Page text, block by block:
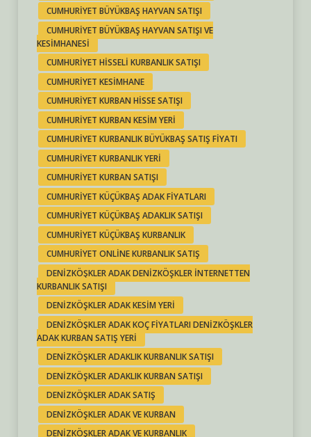
CUMHURIYET BÜYÜKBAŞ HAYVAN SATIŞI
CUMHURIYET BÜYÜKBAŞ HAYVAN SATIŞI VE
KESIMHANESI
CUMHURIYET HISSELI KURBANLIK SATIŞI
CUMHURIYET KESIMHANE
CUMHURIYET KURBAN HISSE SATIŞI
CUMHURIYET KURBAN KESIM YERI
CUMHURIYET KURBANLIK BÜYÜKBAŞ SATIŞ FIYATI
CUMHURIYET KURBANLIK YERI
CUMHURIYET KURBAN SATIŞI
CUMHURIYET KÜÇÜKBAŞ ADAK FIYATLARI
CUMHURIYET KÜÇÜKBAŞ ADAKLIK SATIŞI
CUMHURIYET KÜÇÜKBAŞ KURBANLIK
CUMHURIYET ONLINE KURBANLIK SATIŞ
DENIZKÖŞKLER ADAK DENIZKÖŞKLER INTERNETTEN
KURBANLIK SATIŞI
DENIZKÖŞKLER ADAK KESIM YERI
DENIZKÖŞKLER ADAK KOÇ FIYATLARI DENIZKÖŞKLER
ADAK KURBAN SATIŞ YERI
DENIZKÖŞKLER ADAKLIK KURBANLIK SATIŞI
DENIZKÖŞKLER ADAKLIK KURBAN SATIŞI
DENIZKÖŞKLER ADAK SATIŞ
DENIZKÖŞKLER ADAK VE KURBAN
DENIZKÖŞKLER ADAK VE KURBANLIK